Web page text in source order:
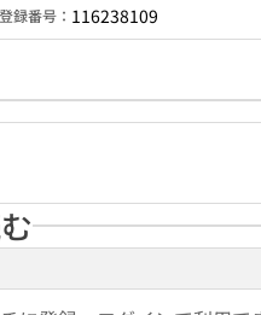
録番号： 116238109